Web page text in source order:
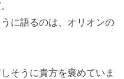
に語るのは、オリオンの
そうに貴方を褒めていま